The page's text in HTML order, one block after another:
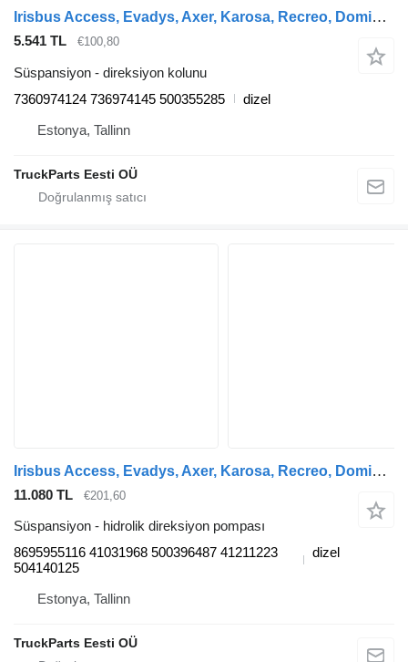
Irisbus Access, Evadys, Axer, Karosa, Recreo, Domino, Agora, Citelis, Eurorider (1999-) otobüs için ZF Lenksysteme EURORIDER (01.01-) 7360974124 direksiyon kolunu
5.541 TL €100,80
Süspansiyon - direksiyon kolunu
7360974124 736974145 500355285
dizel
Estonya, Tallinn
TruckParts Eesti OÜ
Irisbus Access, Evadys, Axer, Karosa, Recreo, Domino, Agora, Citelis, Eurorider (1999-) otobüs için Irisbus AXER (01.03-12.07) 8695955116 hidrolik direksiyon pompası
11.080 TL €201,60
Süspansiyon - hidrolik direksiyon pompası
8695955116 41031968 500396487 41211223
504140125
dizel
Estonya, Tallinn
TruckParts Eesti OÜ